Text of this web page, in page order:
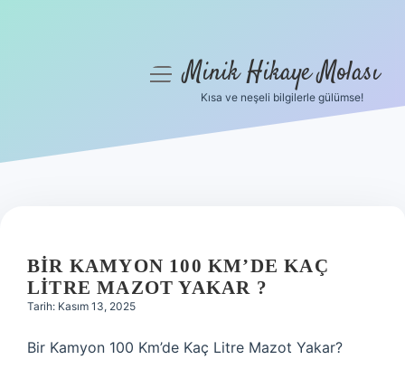
Hakkımızda
menüyüMinik Hikaye Molası
Kısa ve neşeli bilgilerle gülümse!
BIR KAMYON 100 KM’DE KAÇ
LITRE MAZOT YAKAR ?
Tarih: Kasım 13, 2025
Bir Kamyon 100 Km’de Kaç Litre Mazot Yakar?